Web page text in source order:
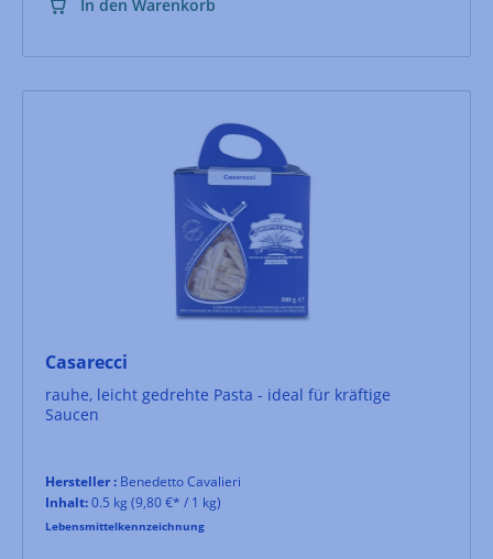
In den Warenkorb
Casarecci
rauhe, leicht gedrehte Pasta - ideal für kräftige
Saucen
Hersteller : Benedetto Cavalieri
Inhalt:0.5 kg (9,80 €* / 1 kg)
Lebensmittelkennzeichnung